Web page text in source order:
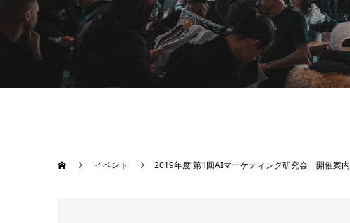
イベント 2019年度 第1回AIマーケティング研究会 開催案内